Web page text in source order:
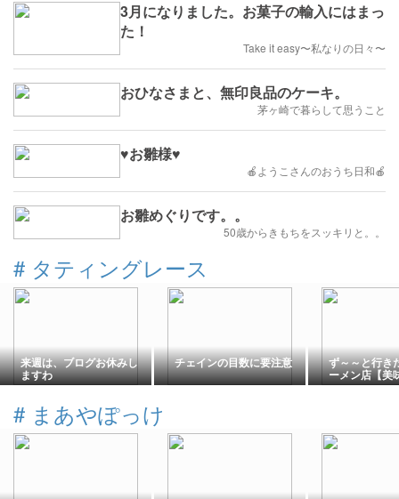
3月になりました。お菓子の輸入にはまっ
た！
Take it easy〜私なりの日々〜
おひなさまと、無印良品のケーキ。
茅ヶ崎で暮らして思うこと
♥️お雛様♥️
🍎ようこさんのおうち日和🍎
お雛めぐりです。。
50歳からきもちをスッキリと。。
# タティングレース
来週は、ブログお休みし
ますわ
チェインの目数に要注意 ず～～と行き
ーメン店【美
チシリーズ
# まあやぽっけ